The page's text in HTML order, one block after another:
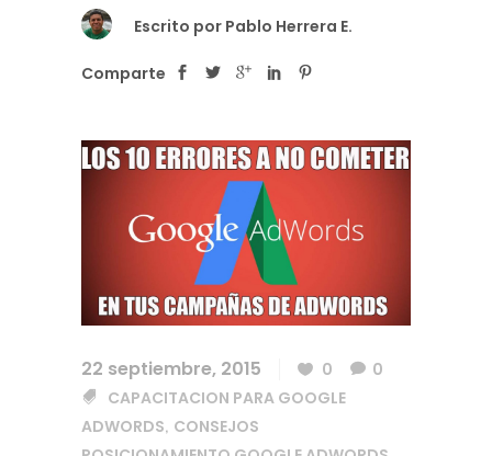
Escrito por Pablo Herrera E.
Comparte
22 septiembre, 2015 0
0
CAPACITACION PARA GOOGLE
ADWORDS, CONSEJOS